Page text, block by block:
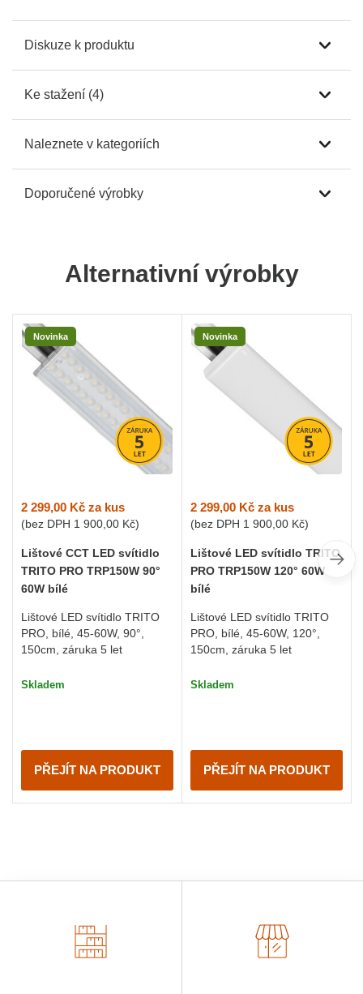
Diskuze k produktu
Ke stažení (4)
Naleznete v kategoriích
Doporučené výrobky
Alternativní výrobky
Novinka
2 299,00 Kč za kus
(bez DPH 1 900,00 Kč)
Lištové CCT LED svítidlo
TRITO PRO TRP150W 90°
60W bílé
Lištové LED svítidlo TRITO
PRO, bílé, 45-60W, 90°,
150cm, záruka 5 let
Skladem
PŘEJÍT NA PRODUKT
Novinka
2 299,00 Kč za kus
(bez DPH 1 900,00 Kč)
Lištové LED svítidlo TRITO
PRO TRP150W 120° 60W
bílé
Lištové LED svítidlo TRITO
PRO, bílé, 45-60W, 120°,
150cm, záruka 5 let
Skladem
PŘEJÍT NA PRODUKT